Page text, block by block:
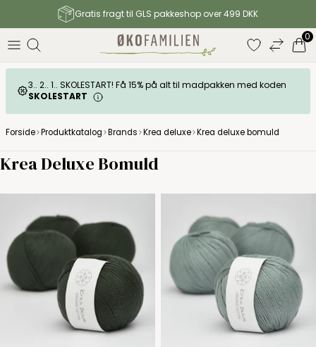
Gratis fragt til GLS pakkeshop over 499 DKK
0
3.. 2.. 1.. SKOLESTART! Få 15% på alt til madpakken med koden
SKOLESTART
Forside Produktkatalog Brands Krea deluxe Krea deluxe bomuld
Krea Deluxe Bomuld